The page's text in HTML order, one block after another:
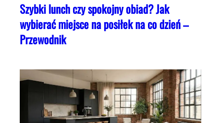
Szybki lunch czy spokojny obiad? Jak
wybierać miejsce na posiłek na co dzień –
Przewodnik